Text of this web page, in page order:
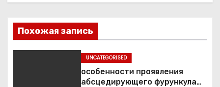
и
с
Похожая запись
UNCATEGORISED
особенности проявления
абсцедирующего фурункула